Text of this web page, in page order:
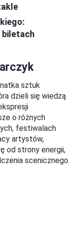
biletach
sztuk
dzieli się wiedzą
o różnych
festiwalach
artystów,
od strony energii,
scenicznego.